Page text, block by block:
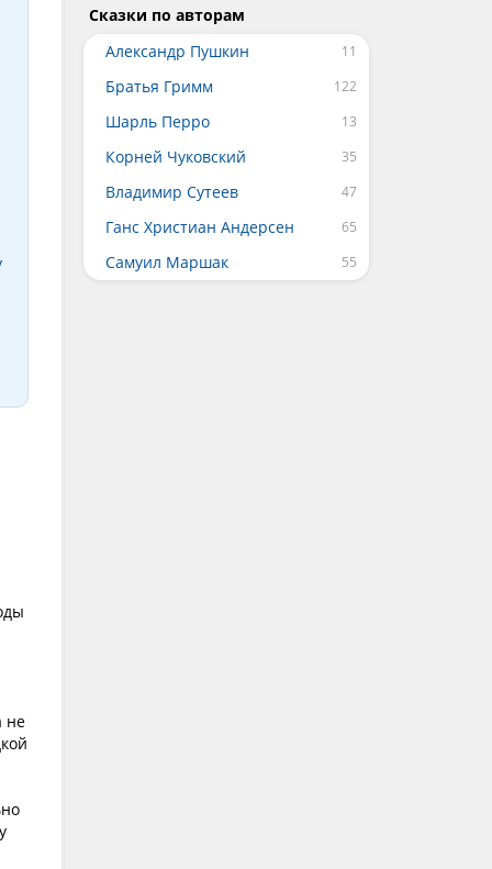
не
Сказки по авторам
Александр Пушкин
Братья Гримм
Шарль Перро
Корней Чуковский
Владимир Сутеев
Ганс Христиан Андерсен
Самуил Маршак